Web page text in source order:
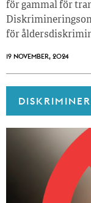
för gammal för
för
19 NOVEMBER, 2024